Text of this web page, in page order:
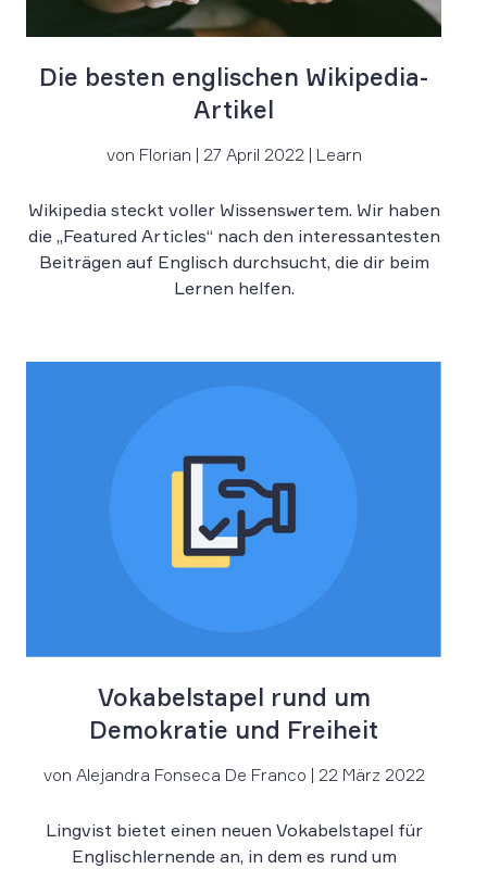
Die besten englischen Wikipedia-
Artikel
von Florian | 27 April 2022 | Learn
Wikipedia steckt voller Wissenswertem. Wir haben
die „Featured Articles“ nach den interessantesten
Beiträgen auf Englisch durchsucht, die dir beim
Lernen helfen.
Vokabelstapel rund um
Demokratie und Freiheit
von Alejandra Fonseca De Franco | 22 März 2022
Lingvist bietet einen neuen Vokabelstapel für
Englischlernende an, in dem es rund um